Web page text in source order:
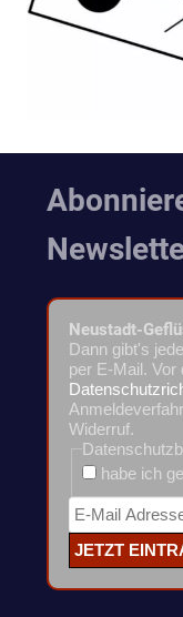
Neustadt-
Dann gibt's
per E-Mail. Vor
Widerruf.
habe ich